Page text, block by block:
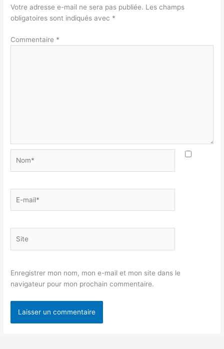
Votre adresse e-mail ne sera pas publiée. Les champs
obligatoires sont indiqués avec *
Commentaire *
mail*
Enregistrer mon nom, mon e-mail et mon site dans le
navigateur pour mon prochain commentaire.